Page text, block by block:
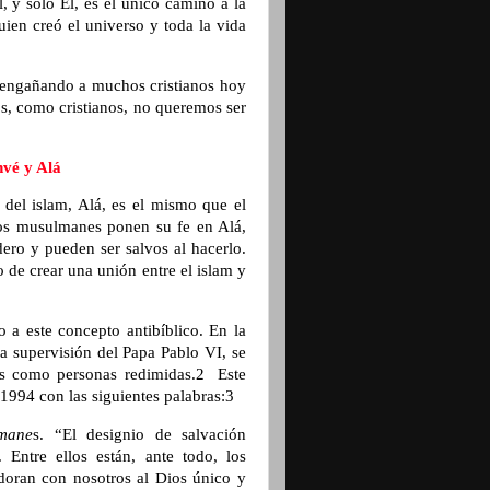
creó el universo y toda la vida
a muchos cristianos hoy
como cristianos, no queremos ser
y Alá
del islam, Alá, es el mismo que el
musulmanes ponen su fe en Alá,
y pueden ser salvos al hacerlo.
de crear una unión entre el islam y
a este concepto antibíblico. En la
supervisión del Papa Pablo VI, se
como personas redimidas.2 Este
con las siguientes palabras:3
s. “El designio de salvación
Entre ellos están, ante todo, los
con nosotros al Dios único y